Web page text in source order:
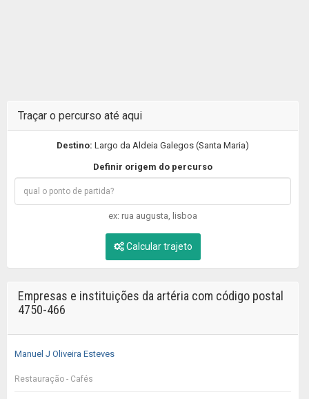
Traçar o percurso até aqui
Destino: Largo da Aldeia Galegos (Santa Maria)
Definir origem do percurso
ex: rua augusta, lisboa
Calcular trajeto
Empresas e instituições da artéria com código postal
4750-466
Manuel J Oliveira Esteves
Restauração - Cafés